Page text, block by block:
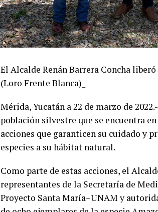
El Alcalde Renán Barrera Concha
(Loro Frente Blanca)_
Mérida, Yucatán a 22 de marzo de
población silvestre que se encuentra
acciones que garanticen su cuidado y
especies a su hábitat natural.
Como parte de estas acciones, el
representantes de la Secretaría de
Proyecto Santa María–UNAM y